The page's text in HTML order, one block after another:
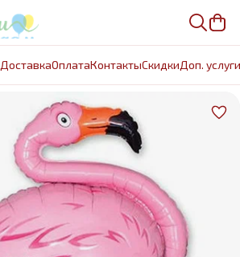
ДоставкаОплатаКонтактыCкидкиДоп. услуги